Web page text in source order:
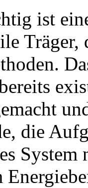
ist
die